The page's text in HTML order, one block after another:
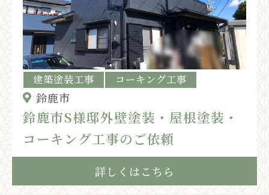
建築塗装工事 コーキング工事
鈴鹿市
鈴鹿市S様邸外壁塗装・屋根塗装・
コーキング工事のご依頼
詳しくはこちら